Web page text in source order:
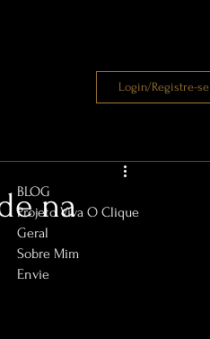
Login/Registre-se
na
BLOG
Projeto Viva O Clique
Geral
Sobre Mim
Envie